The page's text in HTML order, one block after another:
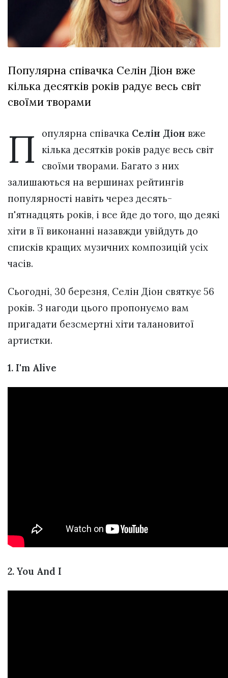
залишив у
Луцьку
три...
27 Липня 2026
691 переглядів
Всі розділи
Персона
Лайф
Афіша
Контакти
Політика конфіденційності
Популярна співачка Селін Діон вже
кілька десятків років радує весь світ
своїми творами
П опулярна співачка Селін Діон вже
кілька десятків років радує весь світ
своїми творами. Багато з них
залишаються на вершинах рейтингів
популярності навіть через десять-
п'ятнадцять років, і все йде до того, що деякі
хіти в її виконанні назавжди увійдуть до
списків кращих музичних композицій усіх
часів.
Сьогодні, 30 березня, Селін Діон святкує 56
років. З нагоди цього пропонуємо вам
пригадати безсмертні хіти талановитої
артистки.
1. I'm Alive
2. You And I